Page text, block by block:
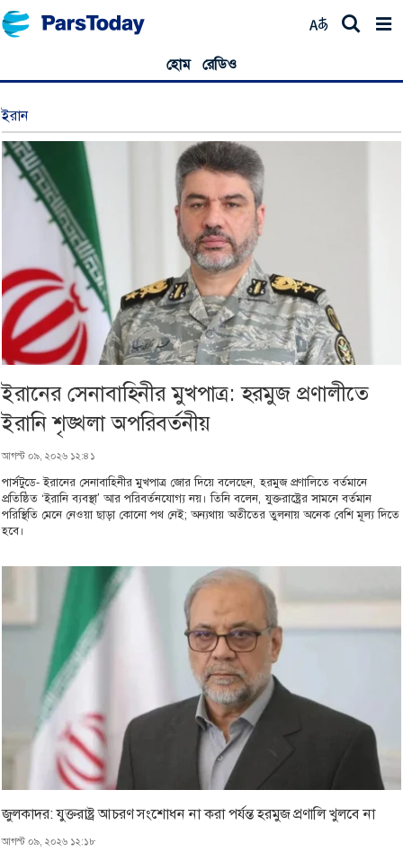
হোম রেডিও
ইরান
ইরানের সেনাবাহিনীর মুখপাত্র: হরমুজ প্রণালীতে
ইরানি শৃঙ্খলা অপরিবর্তনীয়
আগস্ট ০৯, ২০২৬ ১২:৪১
পার্সটুডে- ইরানের সেনাবাহিনীর মুখপাত্র জোর দিয়ে বলেছেন, হরমুজ প্রণালিতে বর্তমানে
প্রতিষ্ঠিত ‘ইরানি ব্যবস্থা’ আর পরিবর্তনযোগ্য নয়। তিনি বলেন, যুক্তরাষ্ট্রের সামনে বর্তমান
পরিস্থিতি মেনে নেওয়া ছাড়া কোনো পথ নেই; অন্যথায় অতীতের তুলনায় অনেক বেশি মূল্য দিতে
হবে।
জুলকাদর: যুক্তরাষ্ট্র আচরণ সংশোধন না করা পর্যন্ত হরমুজ প্রণালি খুলবে না
আগস্ট ০৯, ২০২৬ ১২:১৮